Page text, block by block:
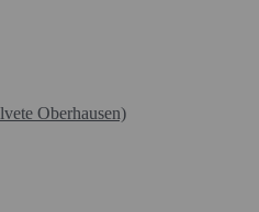
Oberhausen)